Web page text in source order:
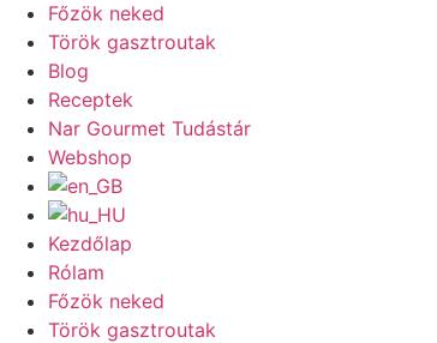
Főzök neked
Török gasztroutak
Blog
Receptek
Nar Gourmet Tudástár
Webshop
Kezdőlap
Rólam
Főzök neked
Török gasztroutak